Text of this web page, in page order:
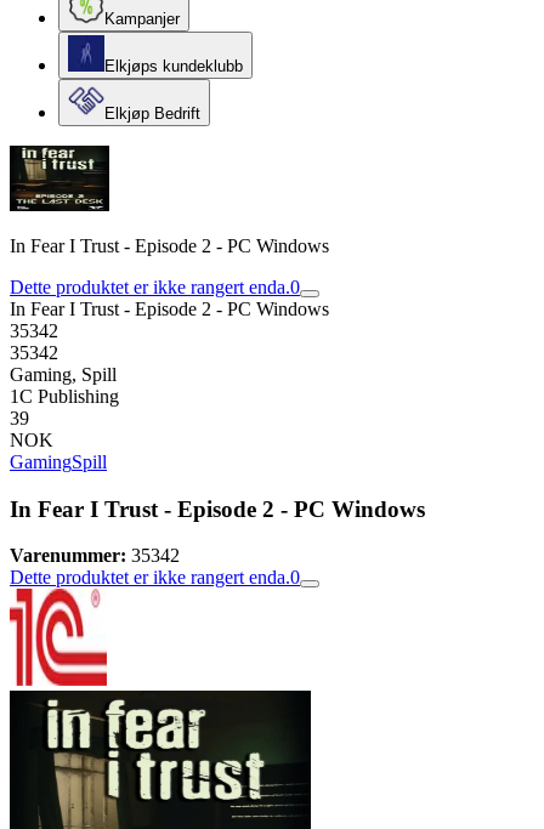
Kampanjer
Elkjøps kundeklubb
Elkjøp Bedrift
In Fear I Trust - Episode 2 - PC Windows
Dette produktet er ikke rangert enda.0
In Fear I Trust - Episode 2 - PC Windows
35342
35342
Gaming, Spill
1C Publishing
39
NOK
GamingSpill
In Fear I Trust - Episode 2 - PC Windows
Varenummer: 35342
Dette produktet er ikke rangert enda.0